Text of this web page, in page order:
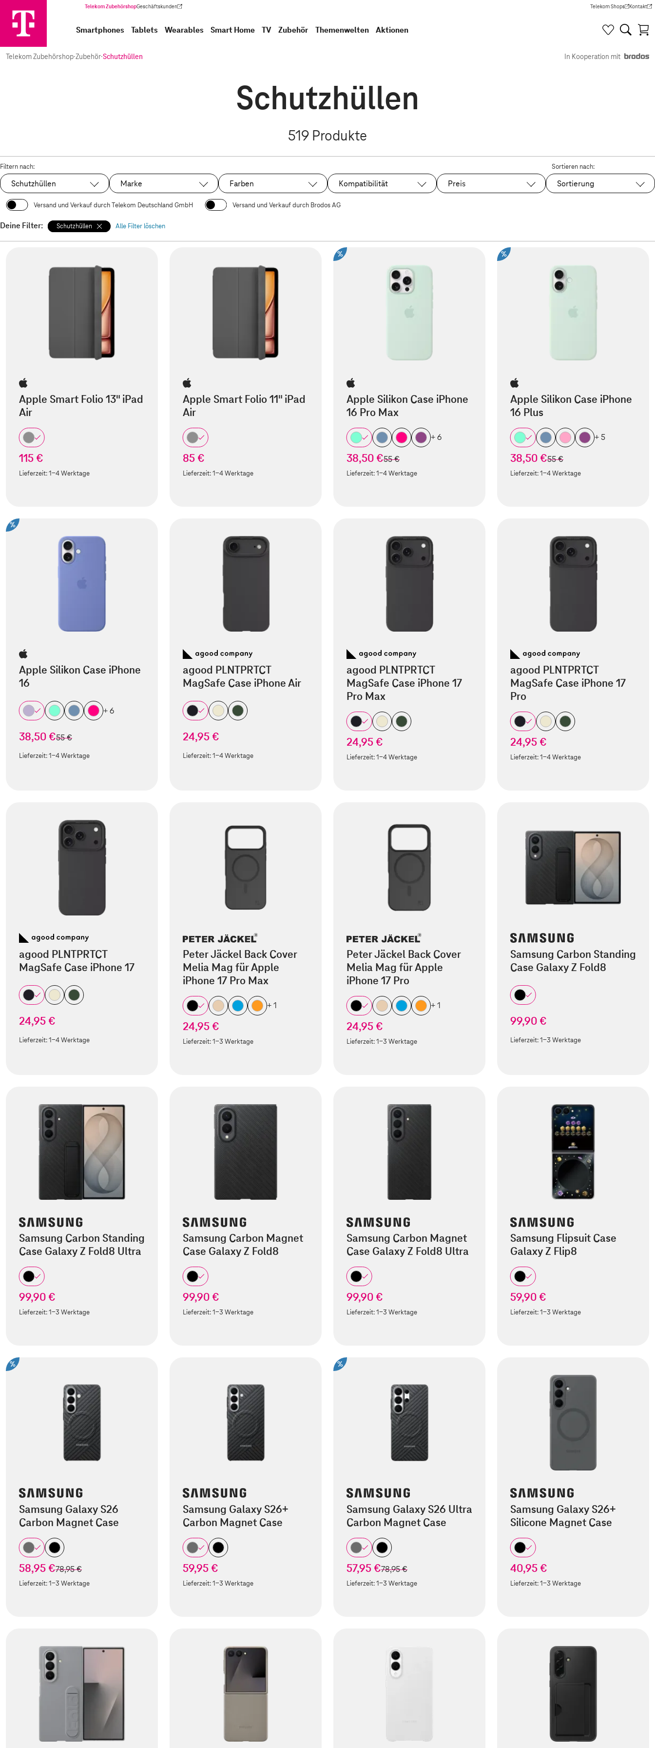
Telekom ZubehörshopGeschäftskunden
(Wird in einem neuen Tab geöffnet) Telekom Shops
(Wird in einem neuen Tab
Kontakt
(Wird in
Smartphones Tablets Wearables Smart Home TV Zubehör Themenwelten Aktionen
Telekom Zubehörshop·Zubehör·Schutzhüllen In Kooperation mit
Schutzhüllen
519 Produkte
Filtern nach:
Ausgewählt:
Schutzhüllen Marke Farben Kompatibilität Preis
Sortieren nach:
Sortierung
Versand und Verkauf durch Telekom Deutschland GmbH Versand und Verkauf durch Brodos AG
Deine Filter: Schutzhüllen Alle Filter löschen
Apple Smart Folio 13" iPad
Air
115 €
Lieferzeit:1-4 Werktage
Apple Smart Folio 11" iPad
Air
85 €
Lieferzeit:1-4 Werktage
%
Apple Silikon Case iPhone
16 Pro Max
+ 6
38,50 €statt
55 €
Lieferzeit:1-4 Werktage
%
Apple Silikon Case iPhone
16 Plus
+ 5
38,50 €statt
55 €
Lieferzeit:1-4 Werktage
%
Apple Silikon Case iPhone
16
+ 6
38,50 €statt
55 €
Lieferzeit:1-4 Werktage
agood PLNTPRTCT
MagSafe Case iPhone Air
24,95 €
Lieferzeit:1-4 Werktage
agood PLNTPRTCT
MagSafe Case iPhone 17
Pro Max
24,95 €
Lieferzeit:1-4 Werktage
agood PLNTPRTCT
MagSafe Case iPhone 17
Pro
24,95 €
Lieferzeit:1-4 Werktage
agood PLNTPRTCT
MagSafe Case iPhone 17
24,95 €
Lieferzeit:1-4 Werktage
Peter Jäckel Back Cover
Melia Mag für Apple
iPhone 17 Pro Max
+ 1
24,95 €
Lieferzeit:1-3 Werktage
Peter Jäckel Back Cover
Melia Mag für Apple
iPhone 17 Pro
+ 1
24,95 €
Lieferzeit:1-3 Werktage
Samsung Carbon Standing
Case Galaxy Z Fold8
99,90 €
Lieferzeit:1-3 Werktage
Samsung Carbon Standing
Case Galaxy Z Fold8 Ultra
99,90 €
Lieferzeit:1-3 Werktage
Samsung Carbon Magnet
Case Galaxy Z Fold8
99,90 €
Lieferzeit:1-3 Werktage
Samsung Carbon Magnet
Case Galaxy Z Fold8 Ultra
99,90 €
Lieferzeit:1-3 Werktage
Samsung Flipsuit Case
Galaxy Z Flip8
59,90 €
Lieferzeit:1-3 Werktage
%
Samsung Galaxy S26
Carbon Magnet Case
58,95 €statt
78,95 €
Lieferzeit:1-3 Werktage
Samsung Galaxy S26+
Carbon Magnet Case
59,95 €
Lieferzeit:1-3 Werktage
%
Samsung Galaxy S26 Ultra
Carbon Magnet Case
57,95 €statt
78,95 €
Lieferzeit:1-3 Werktage
Samsung Galaxy S26+
Silicone Magnet Case
40,95 €
Lieferzeit:1-3 Werktage